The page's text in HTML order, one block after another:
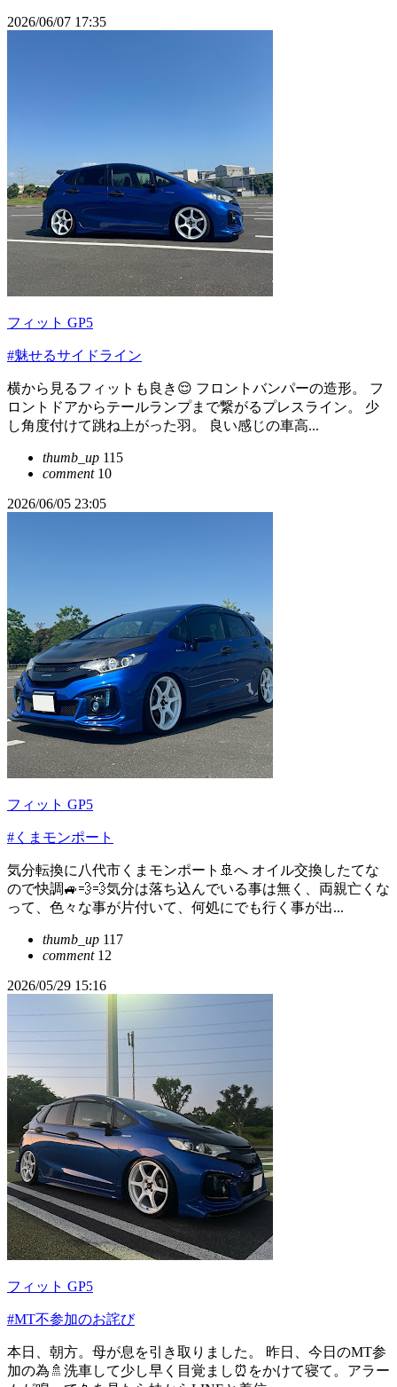
2026/06/07 17:35
フィット GP5
#魅せるサイドライン
横から見るフィットも良き😌 フロントバンパーの造形。 フ
ロントドアからテールランプまで繋がるプレスライン。 少
し角度付けて跳ね上がった羽。 良い感じの車高...
thumb_up 115
comment10
2026/06/05 23:05
フィット GP5
#くまモンポート
気分転換に八代市くまモンポート🚢へ オイル交換したてな
ので快調🚙💨💨気分は落ち込んでいる事は無く、両親亡くな
って、色々な事が片付いて、何処にでも行く事が出...
thumb_up 117
comment12
2026/05/29 15:16
フィット GP5
#MT不参加のお詫び
本日、朝方。母が息を引き取りました。 昨日、今日のMT参
加の為🚿洗車して少し早く目覚まし⏰をかけて寝て。アラー